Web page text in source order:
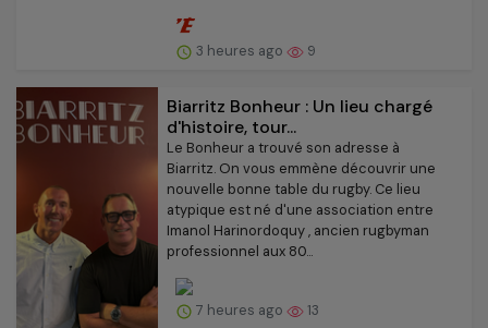
3 heures ago 9
Biarritz Bonheur : Un lieu chargé
d'histoire, tour...
Le Bonheur a trouvé son adresse à
Biarritz. On vous emmène découvrir une
nouvelle bonne table du rugby. Ce lieu
atypique est né d'une association entre
Imanol Harinordoquy , ancien rugbyman
professionnel aux 80...
7 heures ago 13